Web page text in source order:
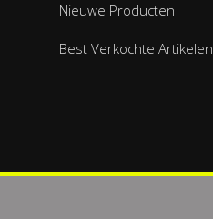
Nieuwe Producten
Best Verkochte Artikelen